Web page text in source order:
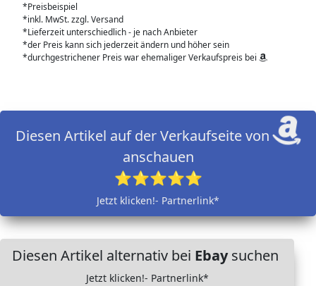
*Preisbeispiel
*inkl. MwSt. zzgl. Versand
*Lieferzeit unterschiedlich - je nach Anbieter
*der Preis kann sich jederzeit ändern und höher sein
*durchgestrichener Preis war ehemaliger Verkaufspreis bei
Diesen Artikel auf der Verkaufseite von
anschauen
⭐⭐⭐⭐⭐
Jetzt klicken!- Partnerlink*
Diesen Artikel alternativ bei Ebaysuchen
Jetzt klicken!- Partnerlink*